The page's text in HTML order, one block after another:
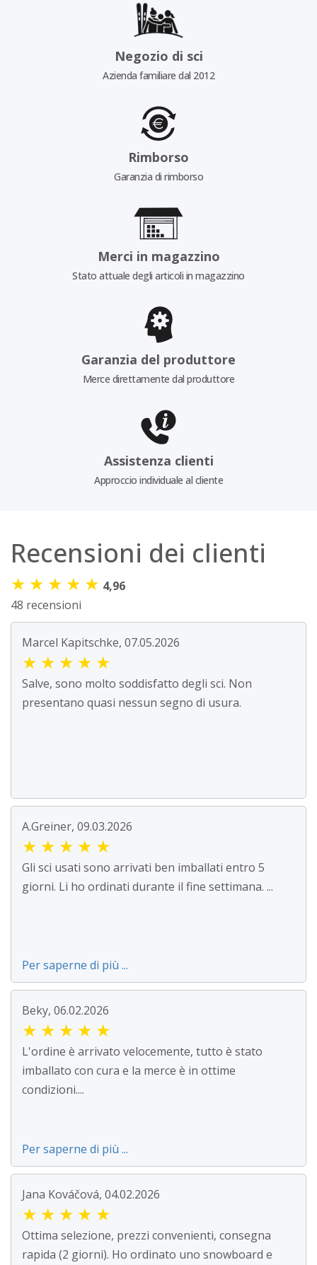
Negozio di sci
Azienda familiare dal 2012
Rimborso
Garanzia di rimborso
Merci in magazzino
Stato attuale degli articoli in magazzino
Garanzia del produttore
Merce direttamente dal produttore
Assistenza clienti
Approccio individuale al cliente
Recensioni dei clienti
★ ★ ★ ★ ★ 4,96
48 recensioni
Marcel Kapitschke, 07.05.2026
★ ★ ★ ★ ★
Salve, sono molto soddisfatto degli sci. Non
presentano quasi nessun segno di usura.
A.Greiner, 09.03.2026
★ ★ ★ ★ ★
Gli sci usati sono arrivati ben imballati entro 5
giorni. Li ho ordinati durante il fine settimana. ...
Per saperne di più ...
Beky, 06.02.2026
★ ★ ★ ★ ★
L'ordine è arrivato velocemente, tutto è stato
imballato con cura e la merce è in ottime
condizioni....
Per saperne di più ...
Jana Kováčová, 04.02.2026
★ ★ ★ ★ ★
Ottima selezione, prezzi convenienti, consegna
rapida (2 giorni). Ho ordinato uno snowboard e